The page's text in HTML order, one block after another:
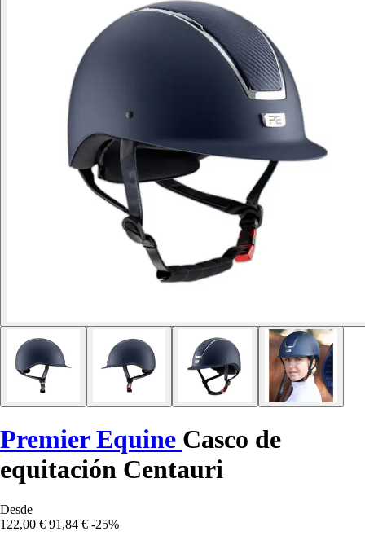
Premier Equine Casco de
equitación Centauri
Desde
122,00 € 91,84 € -25%